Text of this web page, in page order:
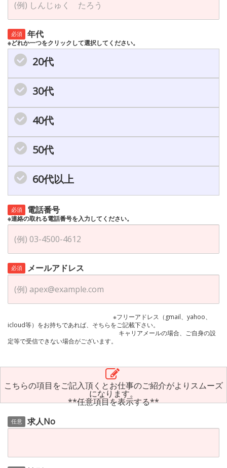
必須 年代
※どれか一つをクリックして選択してください。
20代
30代
40代
50代
60代以上
必須 電話番号
※連絡の取れる電話番号を入力してください。
必須 メールアドレス
※フリーアドレス（gmail、yahoo、
icloud等）をお持ちであれば、そちらをご記載下さい。
キャリアメールの場合、ご自身の設
定等で受信できない場合がございます。
こちらの項目をご記入頂くとお仕事のご紹介がよりスムーズ
になります。
**任意項目を表示する**
任意 求人No